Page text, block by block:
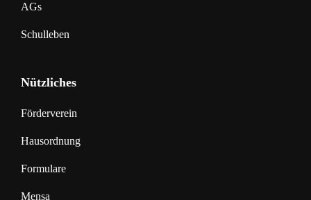
AGs
Schulleben
Nützliches
Förderverein
Hausordnung
Formulare
Mensa